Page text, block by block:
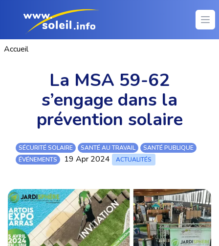
Accueil
La MSA 59-62
s’engage dans la
prévention solaire
SÉCURITÉ SOLAIRE SANTÉ AU TRAVAIL
SANTÉ PUBLIQUE
ÉVÉNEMENTS
19 Apr 2024 ACTUALITÉS